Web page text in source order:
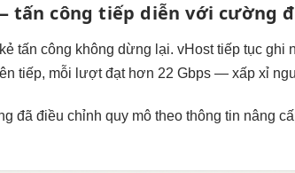
tấn công tiếp diễn với cường
tấn công không dừng lại. vHost tiếp tục
tiếp, mỗi lượt đạt hơn 22 Gbps — xấp xỉ
đã điều chỉnh quy mô theo thông tin nâng